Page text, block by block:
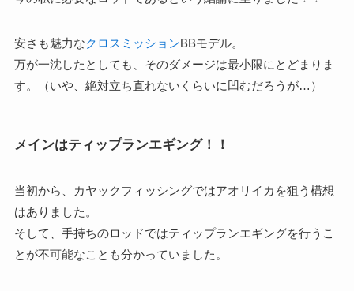
安さも魅力なクロスミッションBBモデル。
万が一沈したとしても、そのダメージは最小限にとどまりま
す。（いや、絶対立ち直れないくらいに凹むだろうが…）
メインはティップランエギング！！
当初から、カヤックフィッシングではアオリイカを狙う構想
はありました。
そして、手持ちのロッドではティップランエギングを行うこ
とが不可能なことも分かっていました。